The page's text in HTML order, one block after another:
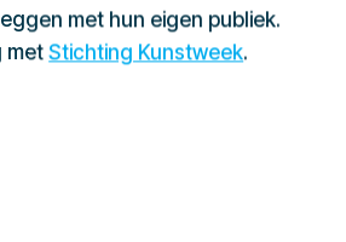
met hun eigen publiek.
metStichting Kunstweek.